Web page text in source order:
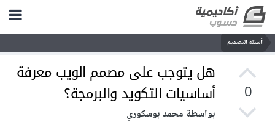
أسئلة التصميم
0
هل يتوجب على مصمم الويب معرفة
أساسيات التكويد والبرمجة؟
بواسطة محمد بوسكوري